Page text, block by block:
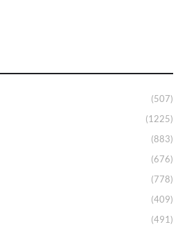
(507)
(1225)
(883)
(676)
(778)
(409)
(491)